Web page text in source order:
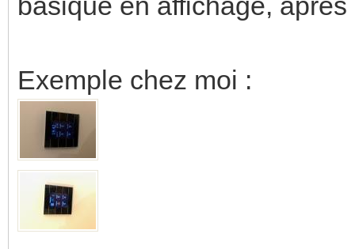
Exemple chez moi :